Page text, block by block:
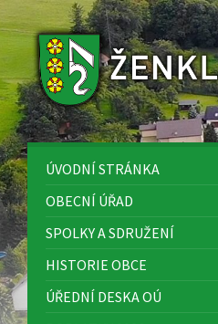
to
content
to
sidebar
to
footer
ÚVODNÍ STRÁNKA
OBECNÍ ÚŘAD
SPOLKY A SDRUŽENÍ
HISTORIE OBCE
ÚŘEDNÍ DESKA OÚ